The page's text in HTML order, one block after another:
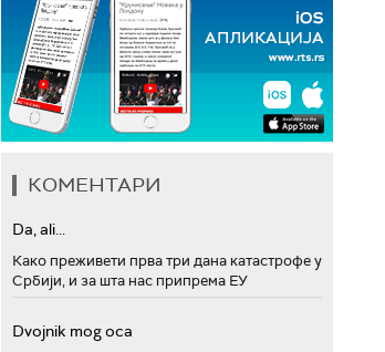
КОМЕНТАРИ
Da, ali...
Како преживети прва три дана катастрофе у
Србији, и за шта нас припрема ЕУ
Dvojnik mog oca